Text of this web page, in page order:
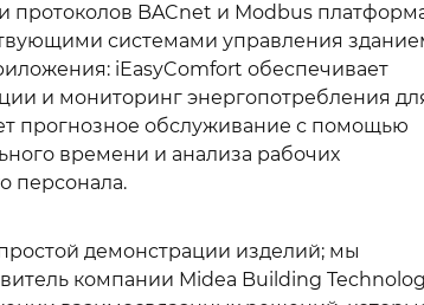
протоколов BACnet и Modbus
системами управления
iEasyComfort обеспечивает
и мониторинг энергопотребления
прогнозное обслуживание с помощью
времени и анализа рабочих
персонала.
демонстрации изделий; мы
компании Midea Building